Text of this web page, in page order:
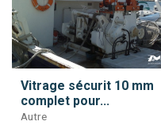
Vitrage sécurit 10 mm
complet pour...
Autre